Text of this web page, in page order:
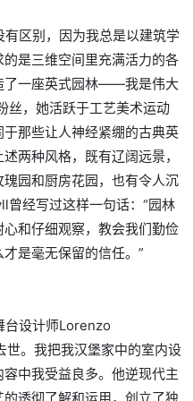
区别，因为我总是以建筑学
是三维空间里充满活力的各
了一座英式园林——我是伟大
，她活跃于工艺美术运动
那些让人神经紧绷的古典英
两种风格，既有辽阔远景，
园和厨房花园，也有令人沉
经写过这样一句话：“园林
和仔细观察，教会我们勤俭
是毫无保留的信任。”
台设计师Lorenzo
。我把我汉堡家中的室内设
中我受益良多。他逆现代主